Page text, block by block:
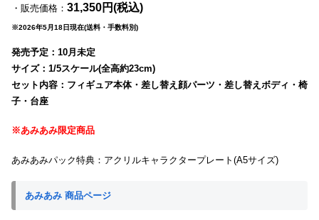
・販売価格： 31,350円(税込)
※2026年5月18日現在(送料・手数料別)
発売予定：10月未定
サイズ：1/5スケール(全高約23cm)
セット内容：フィギュア本体・差し替え顔パーツ・差し替えボディ・椅
子・台座
※あみあみ限定商品
あみあみパック特典：アクリルキャラクタープレート(A5サイズ)
あみあみ 商品ページ